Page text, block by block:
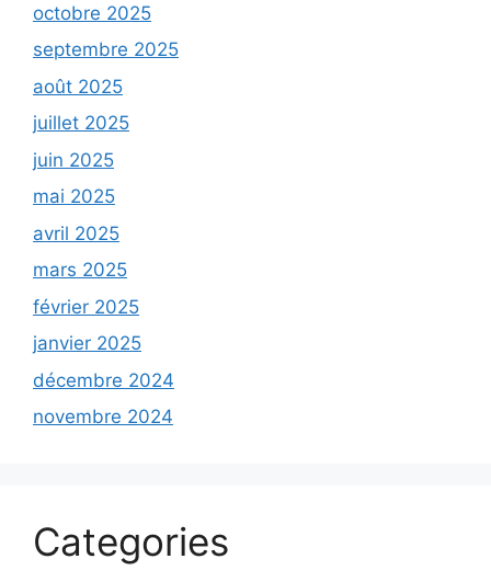
octobre 2025
septembre 2025
août 2025
juillet 2025
juin 2025
mai 2025
avril 2025
mars 2025
février 2025
janvier 2025
décembre 2024
novembre 2024
Categories